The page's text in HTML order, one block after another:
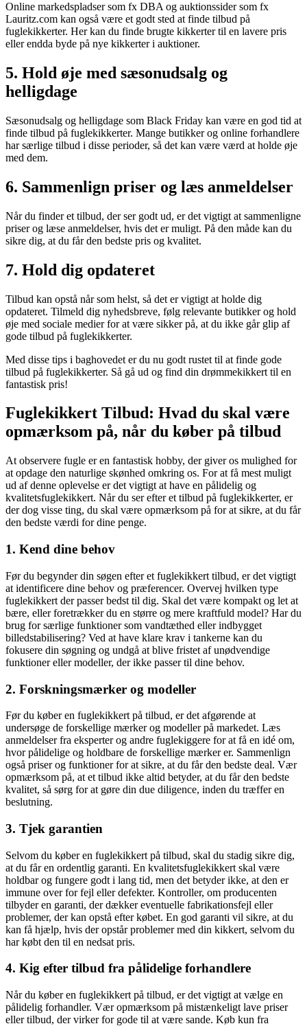
Online markedspladser som fx DBA og auktionssider som fx
Lauritz.com kan også være et godt sted at finde tilbud på
fuglekikkerter. Her kan du finde brugte kikkerter til en lavere pris
eller endda byde på nye kikkerter i auktioner.
5. Hold øje med sæsonudsalg og
helligdage
Sæsonudsalg og helligdage som Black Friday kan være en god tid at
finde tilbud på fuglekikkerter. Mange butikker og online forhandlere
har særlige tilbud i disse perioder, så det kan være værd at holde øje
med dem.
6. Sammenlign priser og læs anmeldelser
Når du finder et tilbud, der ser godt ud, er det vigtigt at sammenligne
priser og læse anmeldelser, hvis det er muligt. På den måde kan du
sikre dig, at du får den bedste pris og kvalitet.
7. Hold dig opdateret
Tilbud kan opstå når som helst, så det er vigtigt at holde dig
opdateret. Tilmeld dig nyhedsbreve, følg relevante butikker og hold
øje med sociale medier for at være sikker på, at du ikke går glip af
gode tilbud på fuglekikkerter.
Med disse tips i baghovedet er du nu godt rustet til at finde gode
tilbud på fuglekikkerter. Så gå ud og find din drømmekikkert til en
fantastisk pris!
Fuglekikkert Tilbud: Hvad du skal være
opmærksom på, når du køber på tilbud
At observere fugle er en fantastisk hobby, der giver os mulighed for
at opdage den naturlige skønhed omkring os. For at få mest muligt
ud af denne oplevelse er det vigtigt at have en pålidelig og
kvalitetsfuglekikkert. Når du ser efter et tilbud på fuglekikkerter, er
der dog visse ting, du skal være opmærksom på for at sikre, at du får
den bedste værdi for dine penge.
1. Kend dine behov
Før du begynder din søgen efter et fuglekikkert tilbud, er det vigtigt
at identificere dine behov og præferencer. Overvej hvilken type
fuglekikkert der passer bedst til dig. Skal det være kompakt og let at
bære, eller foretrækker du en større og mere kraftfuld model? Har du
brug for særlige funktioner som vandtæthed eller indbygget
billedstabilisering? Ved at have klare krav i tankerne kan du
fokusere din søgning og undgå at blive fristet af unødvendige
funktioner eller modeller, der ikke passer til dine behov.
2. Forskningsmærker og modeller
Før du køber en fuglekikkert på tilbud, er det afgørende at
undersøge de forskellige mærker og modeller på markedet. Læs
anmeldelser fra eksperter og andre fuglekiggere for at få en idé om,
hvor pålidelige og holdbare de forskellige mærker er. Sammenlign
også priser og funktioner for at sikre, at du får den bedste deal. Vær
opmærksom på, at et tilbud ikke altid betyder, at du får den bedste
kvalitet, så sørg for at gøre din due diligence, inden du træffer en
beslutning.
3. Tjek garantien
Selvom du køber en fuglekikkert på tilbud, skal du stadig sikre dig,
at du får en ordentlig garanti. En kvalitetsfuglekikkert skal være
holdbar og fungere godt i lang tid, men det betyder ikke, at den er
immune over for fejl eller defekter. Kontroller, om producenten
tilbyder en garanti, der dækker eventuelle fabrikationsfejl eller
problemer, der kan opstå efter købet. En god garanti vil sikre, at du
kan få hjælp, hvis der opstår problemer med din kikkert, selvom du
har købt den til en nedsat pris.
4. Kig efter tilbud fra pålidelige forhandlere
Når du køber en fuglekikkert på tilbud, er det vigtigt at vælge en
pålidelig forhandler. Vær opmærksom på mistænkeligt lave priser
eller tilbud, der virker for gode til at være sande. Køb kun fra